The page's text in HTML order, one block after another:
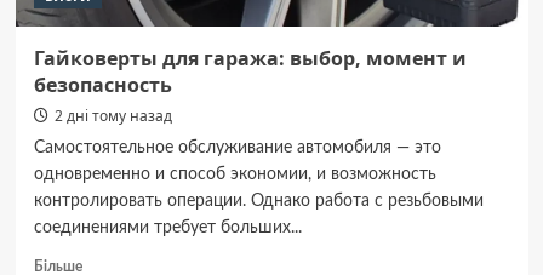
Гайковерты для гаража: выбор, момент и
безопасность
2 дні тому назад
Самостоятельное обслуживание автомобиля — это
одновременно и способ экономии, и возможность
контролировать операции. Однако работа с резьбовыми
соединениями требует больших...
БільшеДокладніше